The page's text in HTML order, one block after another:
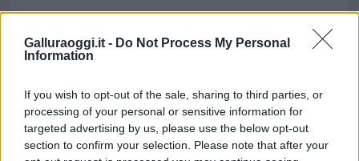
Galluraoggi.it - Do Not Process My Personal
Information
If you wish to opt-out of the sale, sharing to third parties, or
processing of your personal or sensitive information for
targeted advertising by us, please use the below opt-out
section to confirm your selection. Please note that after your
Vuoi rimuovere le pubblicità nazionali?
cliccandoqui
Sei già abbonato?